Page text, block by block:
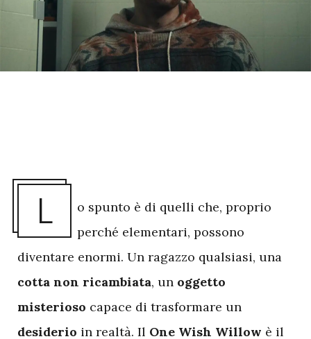
L
o spunto è di quelli che, proprio
perché elementari, possono
diventare enormi. Un ragazzo qualsiasi, una
cotta non ricambiata, un oggetto
misterioso capace di trasformare un
desiderio in realtà. Il One Wish Willow è il